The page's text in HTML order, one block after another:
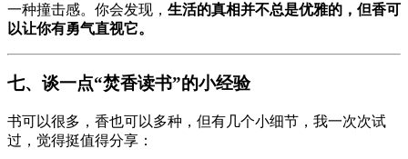
一种撞击感。你会发现， 生活的真相并不总是优雅的，但香可
以让你有勇气直视它。
七、谈一点“焚香读书”的小经验
书可以很多，香也可以多种，但有几个小细节，我一次次试
过，觉得挺值得分享：